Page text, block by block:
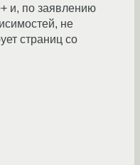
и, по заявлению
не
страниц со